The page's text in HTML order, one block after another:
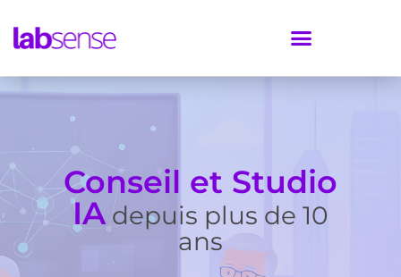
Conseil et Studio
IAdepuis plus de 10
ans